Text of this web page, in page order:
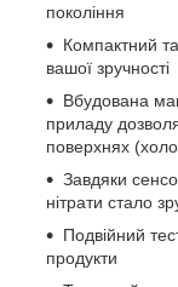
покоління
Компактний
вашої зручності
Вбудована
приладу
поверхнях
Завдяки
нітрати стало
Подвійний
продукти